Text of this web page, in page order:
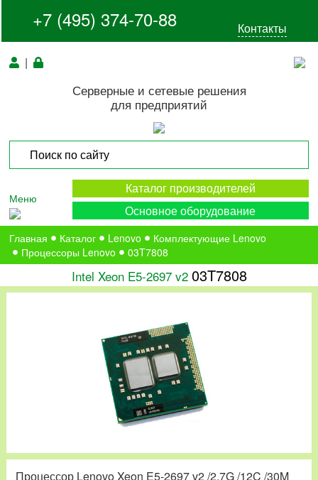
+7 (495) 374-70-88 Контакты
|
Серверные и сетевые решения
для предприятий
Меню
Каталог производителей
Основное оборудование
Главная Каталог Lenovo
Комплектующие Lenovo
Процессоры Lenovo
03T7808
Intel Xeon E5-2697 v2 03T7808
Процессор Lenovo Xeon E5-2697 v2 /2.7G /12C /30M